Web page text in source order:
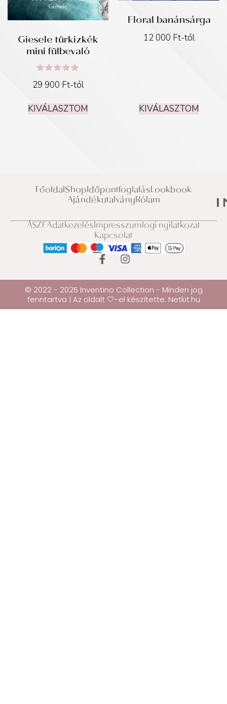
Giesele türkizkék
mini fülbevaló
Értékelés:
5.00
29 900 Ft-tól
KIVÁLASZTOM
Floral banánsárga
12 000 Ft-tól
KIVÁLASZTOM
FőoldalShopIdőpontfoglalásLookbook
AjándékutalványRólam
ÁSZFAdatkezelésImpresszumJogi nyilatkozat
Kapcsolat
© 2022 - 2025 Inventino Collection - Minden jog
fenntartva | Az oldalt 🤍-el készítette: Netkit.hu